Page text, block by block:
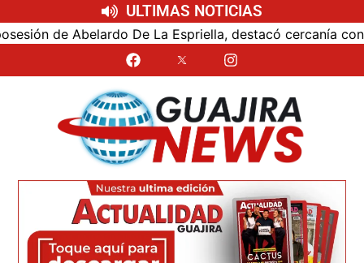
ULTIMAS NOTICIAS
de Abelardo De La Espriella, destacó cercanía con el